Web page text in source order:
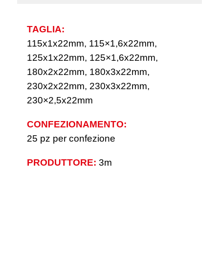
TAGLIA:
115x1x22mm, 115×1,6x22mm,
125x1x22mm, 125×1,6x22mm,
180x2x22mm, 180x3x22mm,
230x2x22mm, 230x3x22mm,
230×2,5x22mm
CONFEZIONAMENTO:
25 pz per confezione
PRODUTTORE: 3m